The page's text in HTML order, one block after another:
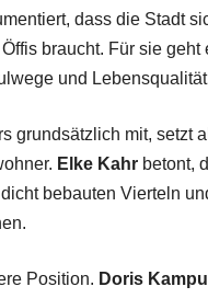
dass die Stadt
braucht. Für sie
und
grundsätzlich mit, setzt
Elke Kahrbetont,
bebauten Vierteln
Position. Doris